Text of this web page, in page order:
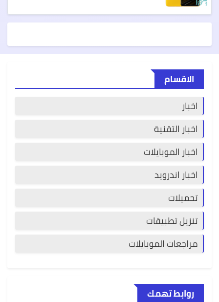
الاقسام
اخبار
اخبار التقنية
اخبار الموبايلات
اخبار اندرويد
تحميلات
تنزيل تطبيقات
مراجعات الموبايلات
روابط تهمك